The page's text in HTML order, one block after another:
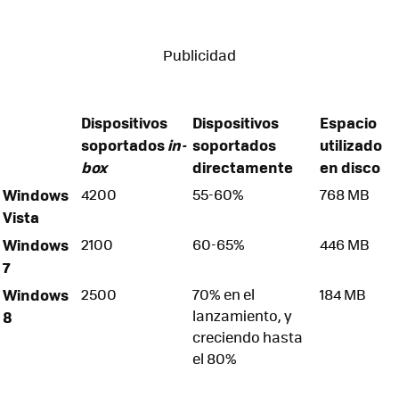
Dispositivos
soportadosin-
box
Dispositivos
soportados
directamente
Espacio
utilizado
en disco
Windows
Vista
4200 55-60% 768 MB
Windows
7
2100 60-65% 446 MB
Windows
8
2500
70% en el
lanzamiento, y
creciendo hasta
el 80%
184 MB